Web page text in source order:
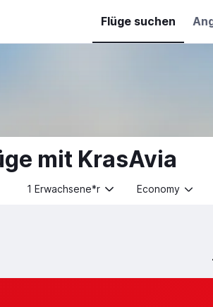
Flüge suchen
mit KrasAvia
1 Erwachsene*r Economy